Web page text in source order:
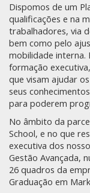
Dispomos de um
qualificações e na
trabalhadores, via
bem como pelo
mobilidade
formação
que visam ajudar
seus
para poderem
No âmbito da
School, e no que
executiva dos
Gestão Avançada,
26 quadros da
Graduação em